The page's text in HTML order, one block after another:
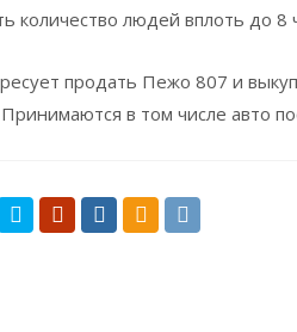
количество людей вплоть до 8
продать Пежо 807 и
Принимаются в том числе авто